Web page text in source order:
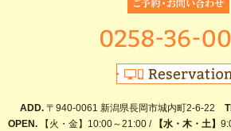
ADD. 〒940-0061 新潟県長岡市城内町2-6-22
OPEN. 【火・金】10:00～21:00 / 【水・木・土】